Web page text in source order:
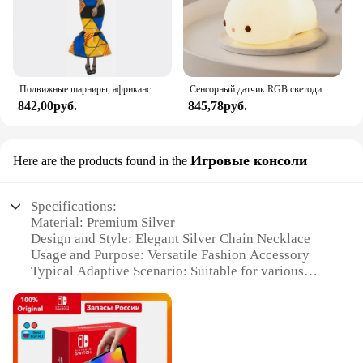
Подвижные шарниры, африканская черная кукла для американских кукол, аксессуары, тело Nudy с одеждой для Барби, игрушка для девочки, ролевая детская игрушка, подарок
842,00руб.
Сенсорный датчик RGB светодиодный ночник с кроликом, 16 цветов, USB перезаряжаемая силиконовая лампа в виде кролика для детей, детские игрушки, подарок на фестиваль
845,78руб.
Here are the products found in the Игровые консоли
Specifications:
Material: Premium Silver
Design and Style: Elegant Silver Chain Necklace
Usage and Purpose: Versatile Fashion Accessory
Typical Adaptive Scenario: Suitable for various
Shape or Size or Weight or Quantity: Necklace
length adjustable to fit different neck sizes
Performance and Property: Durable and
hypoallergenic